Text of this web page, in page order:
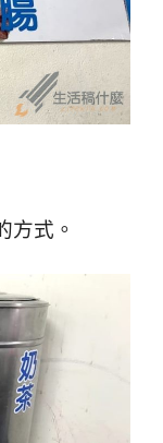
方式。